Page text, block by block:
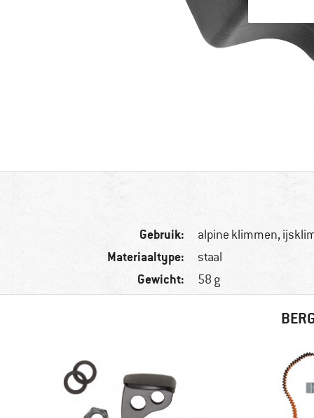
Gebruik: alpine klimmen,
Materiaaltype: staal
Gewicht: 58 g